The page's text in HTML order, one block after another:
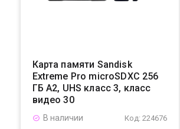
Карта памяти Sandisk
Extreme Pro microSDXC 256
ГБ A2, UHS класс 3, класс
видео 30
Код: 224676
В наличии